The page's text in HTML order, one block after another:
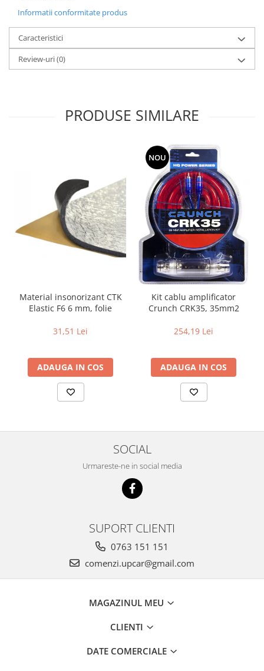
Informatii conformitate produs
Caracteristici
Review-uri(0)
PRODUSE SIMILARE
Material insonorizant CTK
Elastic F6 6 mm, folie
31,51 Lei
ADAUGA IN COS
NOU
Kit cablu amplificator
Crunch CRK35, 35mm2
254,19 Lei
ADAUGA IN COS
SOCIAL
Urmareste-ne in social media
SUPORT CLIENTI
0763 151 151
comenzi.upcar@gmail.com
MAGAZINUL MEU
CLIENTI
DATE COMERCIALE